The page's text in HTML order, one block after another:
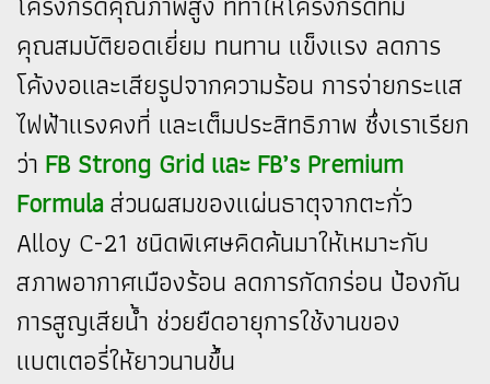
คุณสมบัติยอดเยี่ยม ทนทาน แข็งแรง ลดการ
โค้งงอและเสียรูปจากความร้อน การจ่ายกระแส
ไฟฟ้าแรงคงที่ และเต็มประสิทธิภาพ ซึ่งเราเรียก
ว่า FB Strong Grid และ FB’s Premium
Formulaส่วนผสมของแผ่นธาตุจากตะกั่ว
Alloy C-21 ชนิดพิเศษคิดค้นมาให้เหมาะกับ
สภาพอากาศเมืองร้อน ลดการกัดกร่อน ป้องกัน
การสูญเสียน้ำ ช่วยยืดอายุการใช้งานของ
แบตเตอรี่ให้ยาวนานขึ้น